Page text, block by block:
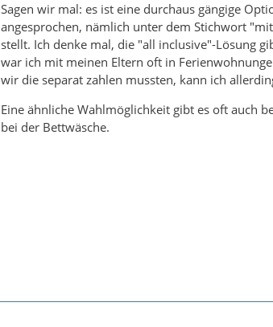
Sagen wir mal: es ist eine durchaus gängige
angesprochen, nämlich unter dem Stichwort
stellt. Ich denke mal, die "all inclusive"-Lösung
war ich mit meinen Eltern oft in
wir die separat zahlen mussten, kann ich
Eine ähnliche Wahlmöglichkeit gibt es oft auch
bei der Bettwäsche.